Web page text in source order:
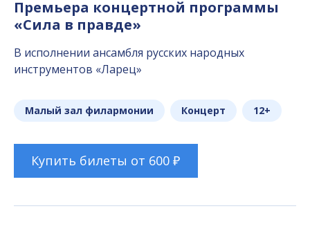
Премьера концертной программы
«Сила в правде»
В исполнении ансамбля русских народных
инструментов «Ларец»
Малый зал филармонии Концерт 12+
Купить билеты от 600 ₽